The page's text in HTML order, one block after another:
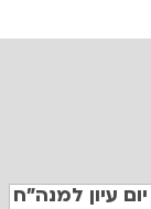
יום עיון למנה"ח